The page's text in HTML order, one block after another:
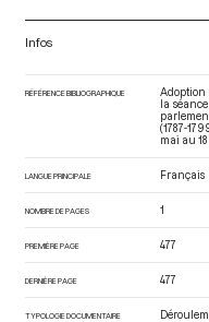
Infos
RÉFÉRENCE BIBLIOGRAPHIQUE
Adoption
la
(1787-
mai au
LANGUE PRINCIPALE Français
NOMBRE DE PAGES 1
PREMIÈRE PAGE 477
DERNIÈRE PAGE 477
TYPOLOGIE DOCUMENTAIRE